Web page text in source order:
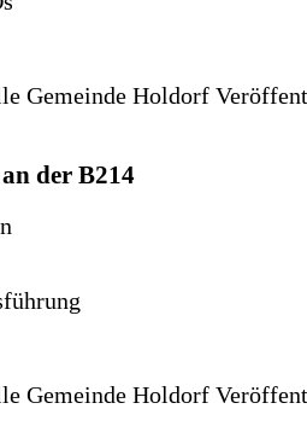
Gemeinde Holdorf
der B214
Gemeinde Holdorf